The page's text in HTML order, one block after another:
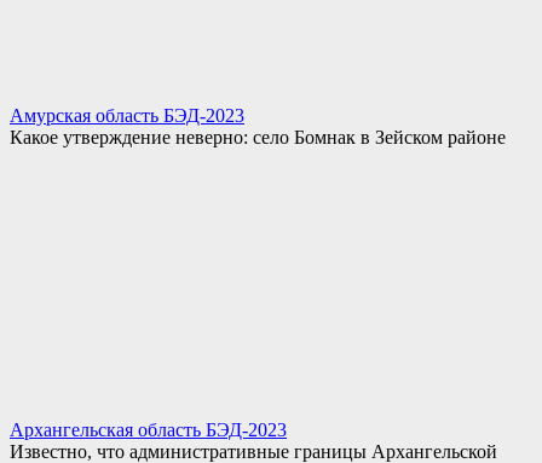
Амурская область БЭД-2023
Какое утверждение неверно: село Бомнак в Зейском районе
Архангельская область БЭД-2023
Известно, что административные границы Архангельской